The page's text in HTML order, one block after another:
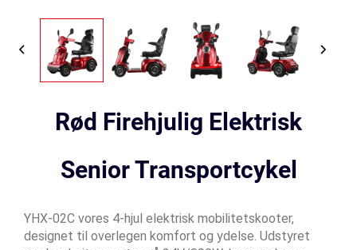
Rød Firehjulig Elektrisk
Senior Transportcykel
YHX-02C vores 4-hjul elektrisk mobilitetskooter,
designet til overlegen komfort og ydelse. Udstyret